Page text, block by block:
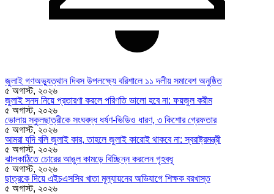
জুলাই গণঅভ্যুত্থান দিবস উপলক্ষ্যে বরিশালে ১১ দলীয় সমাবেশ অনুষ্ঠিত
৫ অগাস্ট, ২০২৬
জুলাই সনদ নিয়ে প্রতারণা করলে পরিণতি ভালো হবে না: ফয়জুল করীম
৫ অগাস্ট, ২০২৬
ভোলায় স্কুলছাত্রীকে সংঘবদ্ধ ধর্ষণ-ভিডিও ধারণ, ৩ কিশোর গ্রেফতার
৫ অগাস্ট, ২০২৬
আমরা যদি বলি জুলাই কার, তাহলে জুলাই কারোই থাকবে না: স্বরাষ্ট্রমন্ত্রী
৫ অগাস্ট, ২০২৬
ঝালকাঠিতে চোরের আঙুল কামড়ে বিচ্ছিন্ন করলেন গৃহবধূ
৫ অগাস্ট, ২০২৬
ছাত্রকে দিয়ে এইচএসসির খাতা মূল্যায়নের অভিযাগে শিক্ষক বরখাস্ত
৫ অগাস্ট, ২০২৬